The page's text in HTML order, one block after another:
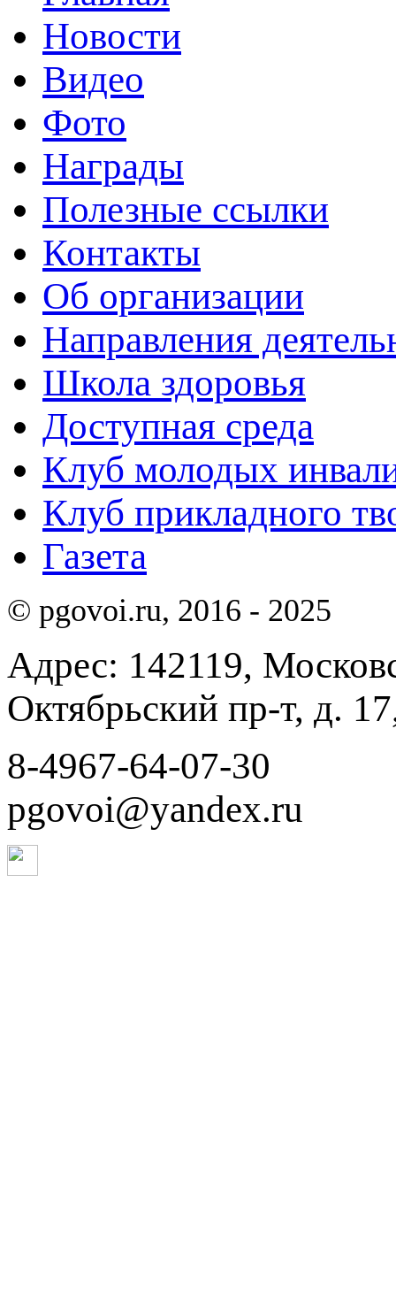
Новости
Видео
Фото
Награды
Полезные ссылки
Контакты
Об организации
Направления
Школа здоровья
Доступная среда
Клуб молодых
Клуб прикладного
Газета
© pgovoi.ru, 2016 - 2025
Адрес: 142119,
Октябрьский пр-т, д.
8-4967-64-07-30
pgovoi@yandex.ru